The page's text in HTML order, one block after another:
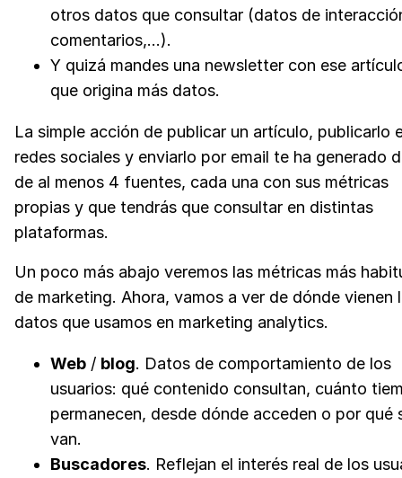
otros datos que consultar (datos de
comentarios,...).
Y quizá mandes una newsletter con ese
que origina más datos.
La simple acción de publicar un artículo, publicarlo
redes sociales y enviarlo por email te ha generado
de al menos 4 fuentes, cada una con sus métricas
propias y que tendrás que consultar en distintas
plataformas.
Un poco más abajo veremos las métricas más
de marketing. Ahora, vamos a ver de dónde vienen
datos que usamos en marketing analytics.
Web / blog. Datos de comportamiento de los
usuarios: qué contenido consultan, cuánto
permanecen, desde dónde acceden o por qué
van.
Buscadores. Reflejan el interés real de los